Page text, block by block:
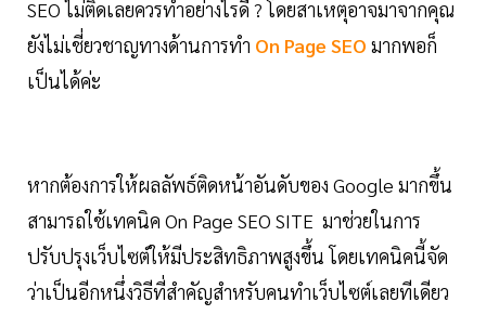
SEO ไม่ติดเลยควรทำอย่างไรดี ? โดยสาเหตุอาจมาจากคุณ
ยังไม่เชี่ยวชาญทางด้านการทำ On Page SEO มากพอก็
เป็นได้ค่ะ
หากต้องการให้ผลลัพธ์ติดหน้าอันดับของ Google มากขึ้น
สามารถใช้เทคนิค On Page SEO SITE มาช่วยในการ
ปรับปรุงเว็บไซต์ให้มีประสิทธิภาพสูงขึ้น โดยเทคนิคนี้จัด
ว่าเป็นอีกหนึ่งวิธีที่สำคัญสำหรับคนทำเว็บไซต์เลยทีเดียว